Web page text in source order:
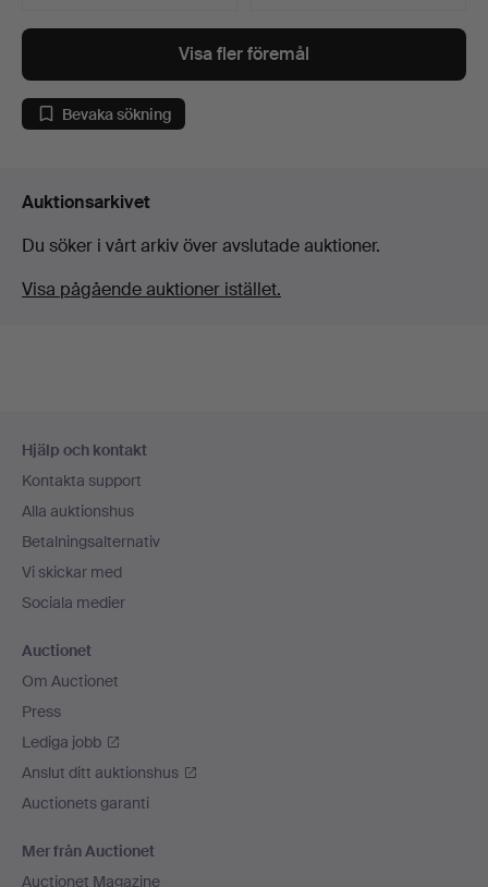
Visa fler föremål
Bevaka sökning
Auktionsarkivet
Du söker i vårt arkiv över avslutade auktioner.
Visa pågående auktioner istället.
Hjälp och kontakt
Kontakta support
Alla auktionshus
Betalningsalternativ
Vi skickar med
Sociala medier
Auctionet
Om Auctionet
Press
Lediga jobb
Anslut ditt auktionshus
Auctionets garanti
Mer från Auctionet
Auctionet Magazine